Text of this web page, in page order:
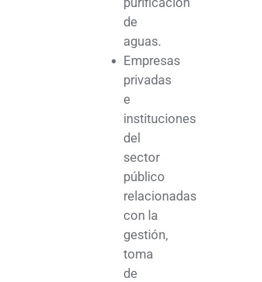
de
aguas.
Empresas
privadas
e
instituciones
del
sector
público
relacionadas
con la
gestión,
toma
de